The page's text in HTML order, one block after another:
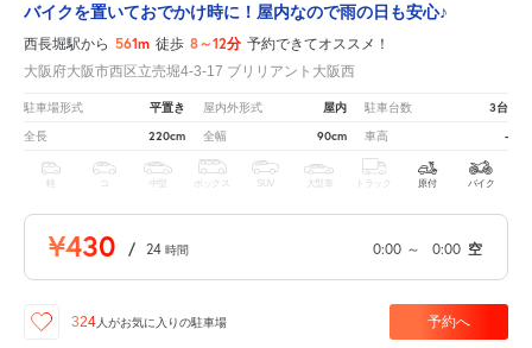
バイクを置いておでかけ時に！屋内なので雨の日も安心♪
西長堀駅から 561m 徒歩 8～12分 予約できてオススメ！
大阪府大阪市西区立売堀4-3-17 ブリリアント大阪西
駐車場形式 平置き 屋内外形式 屋内 駐車台数 3台
全長 220cm 全幅 90cm 車高 -
軽 中型 ボックス SUV 大型車 トラック 原付 バイク
¥430 / 24 時間 0:00 ～ 0:00 空
324 人がお気に入りの駐車場 予約へ